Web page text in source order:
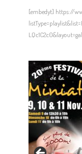
[embedyt] https://